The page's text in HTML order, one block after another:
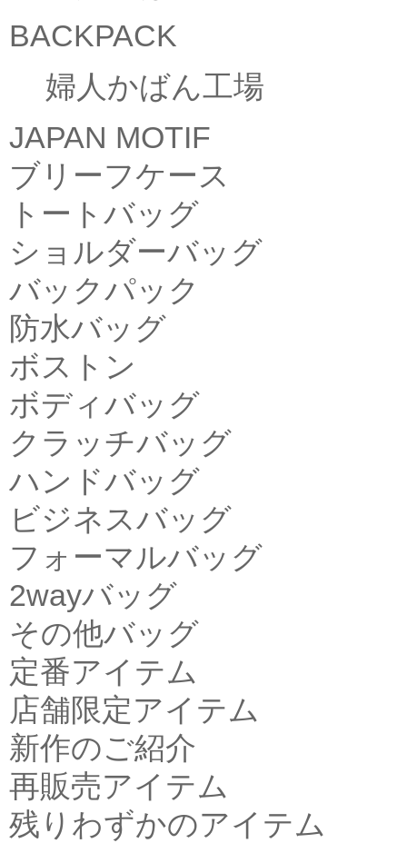
BACKPACK
婦人かばん工場
JAPAN MOTIF
ブリーフケース
トートバッグ
ショルダーバッグ
バックパック
防水バッグ
ボストン
ボディバッグ
クラッチバッグ
ハンドバッグ
ビジネスバッグ
フォーマルバッグ
2wayバッグ
その他バッグ
定番アイテム
店舗限定アイテム
新作のご紹介
再販売アイテム
残りわずかのアイテム